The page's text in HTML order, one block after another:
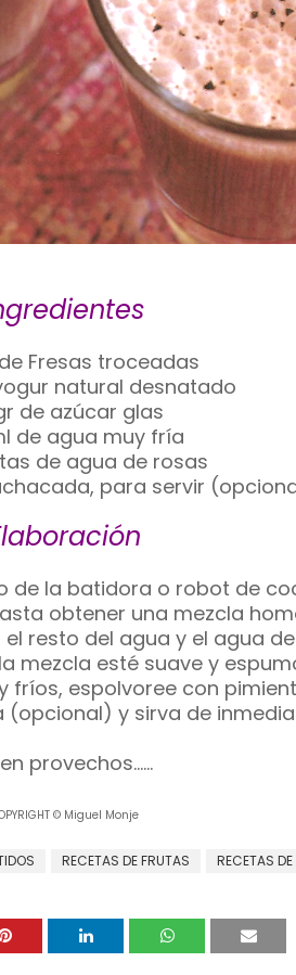
Fresas troceadas
natural desnatado
de azúcar glas
de agua muy fría
de agua de rosas
para servir
de la batidora o robot de
obtener una mezcla
resto del agua y el agua
mezcla esté suave y
fríos, espolvoree con
(opcional) y sirva de
provechos......
© Miguel Monje
RECETAS DE FRUTAS RECETAS DE